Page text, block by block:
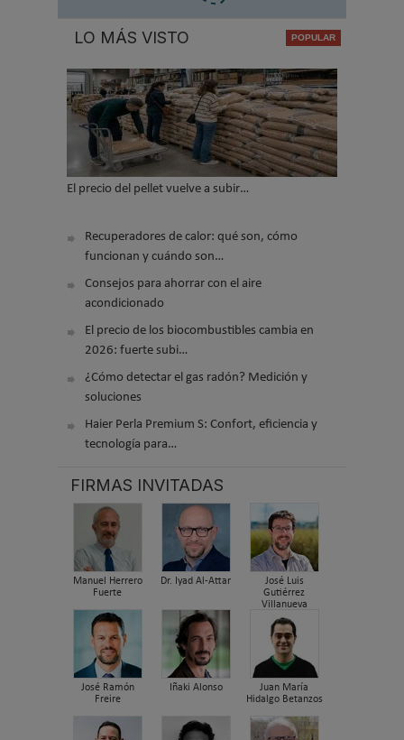
LO MÁS VISTO
El precio del pellet vuelve a subir…
Recuperadores de calor: qué son, cómo
funcionan y cuándo son…
Consejos para ahorrar con el aire
acondicionado
El precio de los biocombustibles cambia en
2026: fuerte subi…
¿Cómo detectar el gas radón? Medición y
soluciones
Haier Perla Premium S: Confort, eficiencia y
tecnología para…
FIRMAS INVITADAS
Manuel Herrero
Fuerte
Dr. Iyad Al-Attar
José Luis
Gutiérrez
Villanueva
José Ramón
Freire
Iñaki Alonso
Juan María
Hidalgo Betanzos